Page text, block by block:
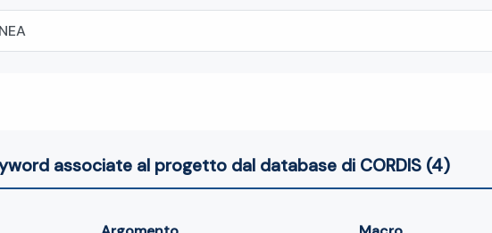
associate al progetto dal database di CORDIS (4)